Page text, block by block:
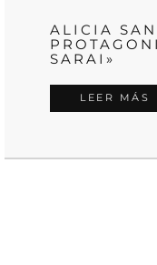
ALICIA
SARAI»
LEER MÁS